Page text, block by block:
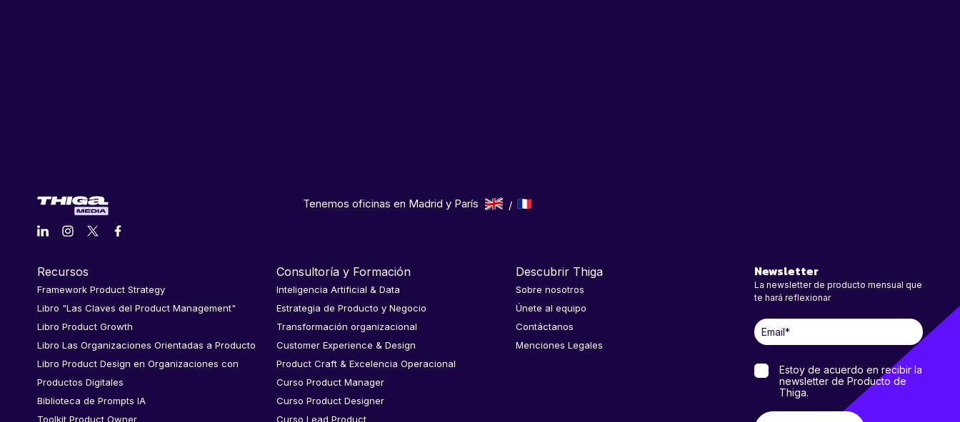
Tenemos oficinas en Madrid y París
Recursos
Framework Product Strategy
Libro "Las Claves del Product Management"
Libro Product Growth
Libro Las Organizaciones Orientadas a Producto
Libro Product Design en Organizaciones con
Productos Digitales
Biblioteca de Prompts IA
Toolkit Product Owner
Consultoría y Formación
Inteligencia Artificial & Data
Estrategia de Producto y Negocio
Transformación organizacional
Customer Experience & Design
Product Craft & Excelencia Operacional
Curso Product Manager
Curso Product Designer
Curso Lead Product
Descubrir Thiga
Sobre nosotros
Únete al equipo
Contáctanos
Menciones Legales
Newsletter
La newsletter de producto mensual que
te hará reflexionar
Estoy de acuerdo en recibir la
newsletter de Producto de
Thiga.